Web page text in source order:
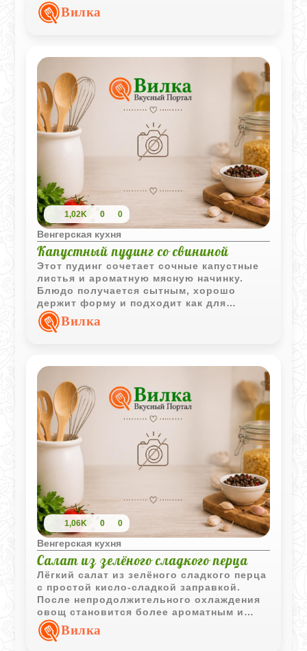
или легкий гарнир.
Вилка
1,02K 0 0
Венгерская кухня
Капустный пудинг со свининой
Этот пудинг сочетает сочные капустные
листья и ароматную мясную начинку.
Блюдо получается сытным, хорошо
держит форму и подходит как для
семейного обеда, так и для ужина.
Вилка
1,06K 0 0
Венгерская кухня
Салат из зелёного сладкого перца
Лёгкий салат из зелёного сладкого перца
с простой кисло-сладкой заправкой.
После непродолжительного охлаждения
овощ становится более ароматным и
приобретает приятный маринованный
вкус.Вилка